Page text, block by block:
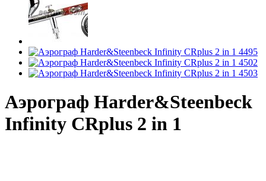
Аэрограф Harder&Steenbeck
Infinity CRplus 2 in 1